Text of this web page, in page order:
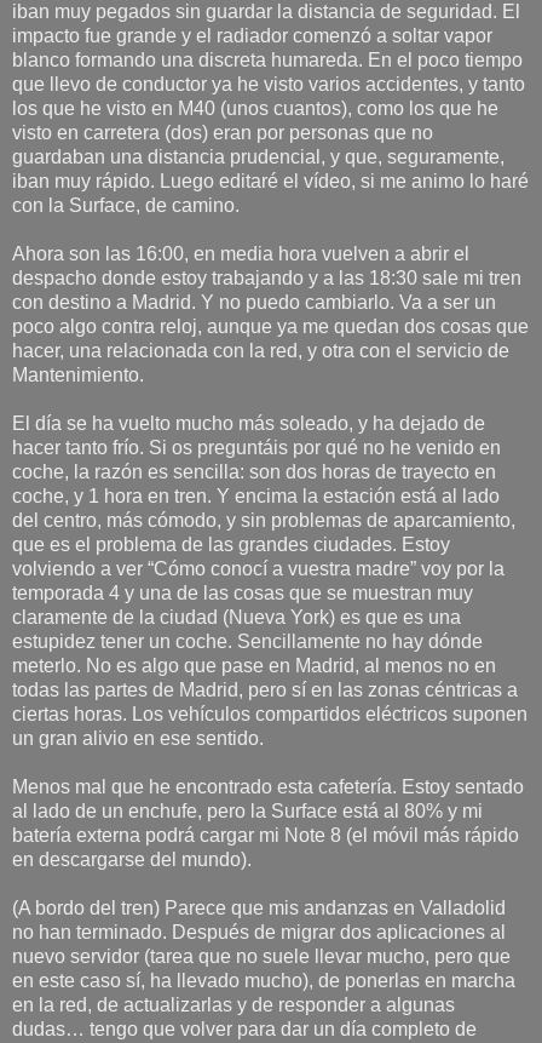
iban muy pegados sin guardar la distancia de seguridad. El
impacto fue grande y el radiador comenzó a soltar vapor
blanco formando una discreta humareda. En el poco tiempo
que llevo de conductor ya he visto varios accidentes, y tanto
los que he visto en M40 (unos cuantos), como los que he
visto en carretera (dos) eran por personas que no
guardaban una distancia prudencial, y que, seguramente,
iban muy rápido. Luego editaré el vídeo, si me animo lo haré
con la Surface, de camino.
Ahora son las 16:00, en media hora vuelven a abrir el
despacho donde estoy trabajando y a las 18:30 sale mi tren
con destino a Madrid. Y no puedo cambiarlo. Va a ser un
poco algo contra reloj, aunque ya me quedan dos cosas que
hacer, una relacionada con la red, y otra con el servicio de
Mantenimiento.
El día se ha vuelto mucho más soleado, y ha dejado de
hacer tanto frío. Si os preguntáis por qué no he venido en
coche, la razón es sencilla: son dos horas de trayecto en
coche, y 1 hora en tren. Y encima la estación está al lado
del centro, más cómodo, y sin problemas de aparcamiento,
que es el problema de las grandes ciudades. Estoy
volviendo a ver “Cómo conocí a vuestra madre” voy por la
temporada 4 y una de las cosas que se muestran muy
claramente de la ciudad (Nueva York) es que es una
estupidez tener un coche. Sencillamente no hay dónde
meterlo. No es algo que pase en Madrid, al menos no en
todas las partes de Madrid, pero sí en las zonas céntricas a
ciertas horas. Los vehículos compartidos eléctricos suponen
un gran alivio en ese sentido.
Menos mal que he encontrado esta cafetería. Estoy sentado
al lado de un enchufe, pero la Surface está al 80% y mi
batería externa podrá cargar mi Note 8 (el móvil más rápido
en descargarse del mundo).
(A bordo del tren) Parece que mis andanzas en Valladolid
no han terminado. Después de migrar dos aplicaciones al
nuevo servidor (tarea que no suele llevar mucho, pero que
en este caso sí, ha llevado mucho), de ponerlas en marcha
en la red, de actualizarlas y de responder a algunas
dudas… tengo que volver para dar un día completo de